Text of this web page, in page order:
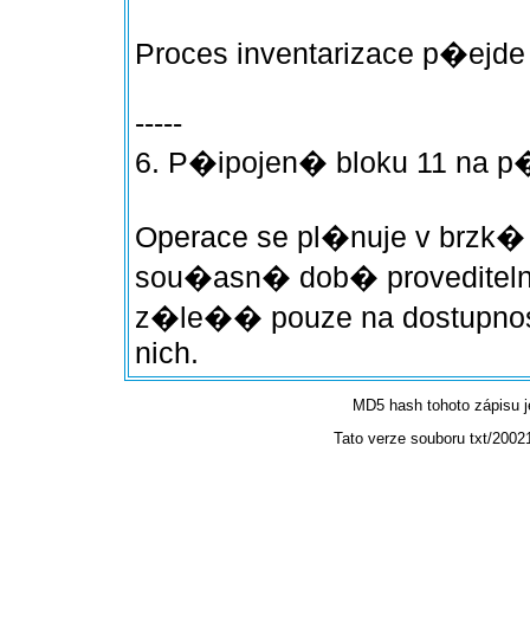
Proces inventarizace
-----
6. P�ipojen� bloku 11 na
Operace se pl�nuje v
sou�asn� dob�
z�le�� pouze na
nich.
MD5 hash tohoto zápisu
Tato verze souboru txt/